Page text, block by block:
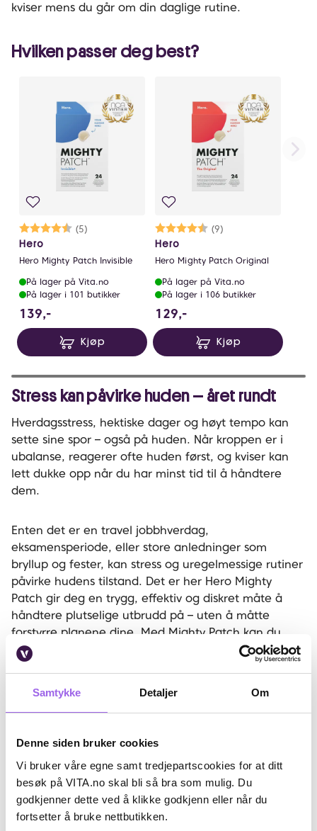
Samtykke Detaljer Om
Denne siden bruker cookies
Vi bruker våre egne samt tredjepartscookies for at ditt
besøk på VITA.no skal bli så bra som mulig. Du
godkjenner dette ved å klikke godkjenn eller når du
fortsetter å bruke nettbutikken.
kviser mens du går om din daglige rutine.
Hvilken passer deg best?
Karakter:
(5)
4.4 av 5 mulige
Hero
Hero Mighty Patch Invisible
På lager på Vita.no
På lager i 101 butikker
139,-139 NOK
Kjøp
Karakter:
(9)
4.4 av 5 mulige
Hero
Hero Mighty Patch Original
På lager på Vita.no
På lager i 106 butikker
129,-129 NOK
Kjøp
Stress kan påvirke huden – året rundt
Hverdagsstress, hektiske dager og høyt tempo kan
sette sine spor – også på huden. Når kroppen er i
ubalanse, reagerer ofte huden først, og kviser kan
lett dukke opp når du har minst tid til å håndtere
dem.
Enten det er en travel jobbhverdag,
eksamensperiode, eller store anledninger som
bryllup og fester, kan stress og uregelmessige rutiner
påvirke hudens tilstand. Det er her Hero Mighty
Patch gir deg en trygg, effektiv og diskret måte å
håndtere plutselige utbrudd på – uten å måtte
forstyrre planene dine. Med Mighty Patch kan du
fokusere på det som betyr mest, samtidig som huden
får den støtten den trenger – året rundt.